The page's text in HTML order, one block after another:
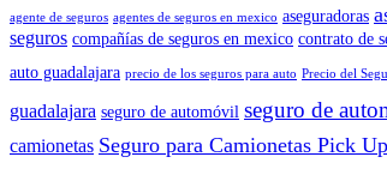
agente de seguros agentes de seguros en mexico aseguradoras
seguros compañías de seguros en mexico contrato de
auto guadalajara precio de los seguros para auto Precio del
guadalajara seguro de automóvil seguro de
camionetas Seguro para Camionetas Pick Up